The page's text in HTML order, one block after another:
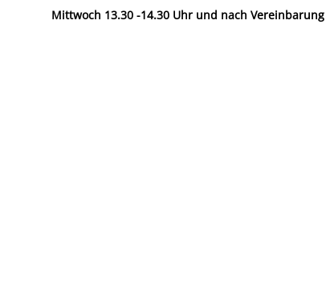
Mittwoch 13.30 -14.30 Uhr und nach Vereinbarung